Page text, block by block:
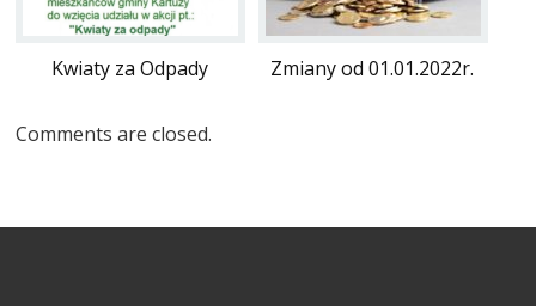
Kwiaty za Odpady Zmiany od 01.01.2022r.
Comments are closed.